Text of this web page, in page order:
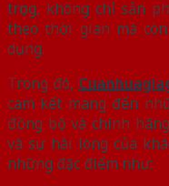
trọng, không chỉ sản
theo thời gian mà
dụng.
Trong đó,
cam kết mang đến
đồng bộ và chính
và sự hài lòng của
những đặc điểm như: